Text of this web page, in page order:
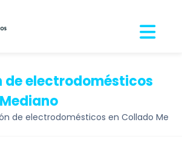
de electrodomésticos
de electrodomésticos en Collado